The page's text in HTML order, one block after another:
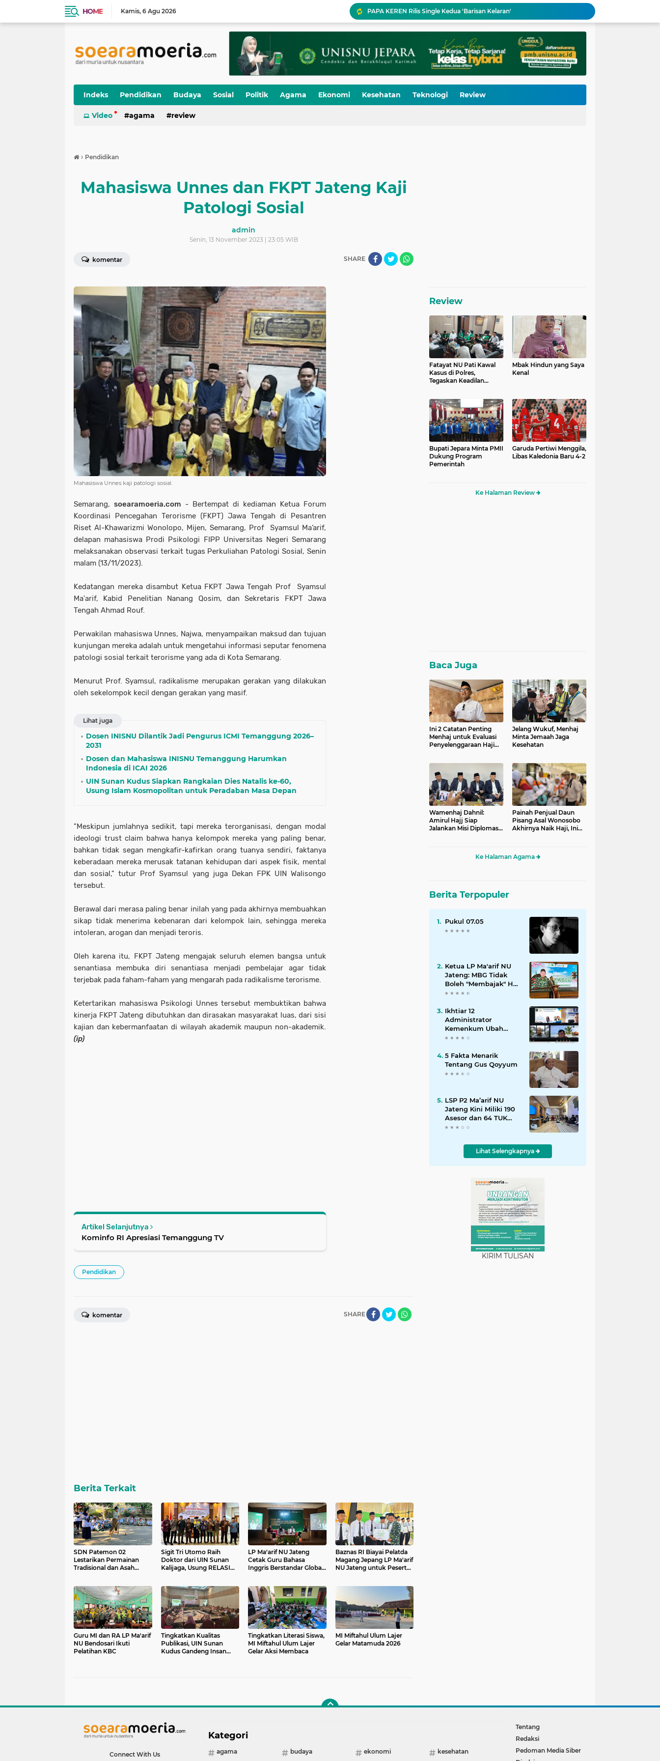
HOME Kamis 6 Agu 2026
PAPA KEREN Rilis Single Kedua 'Barisan Kelaran'
LP Ma'arif NU Kota Pekalongan Gandeng IWIMA, Gembleng 100 Pengelola Medsos Sekolah
Ikhtiar 12 Administrator Kemenkum Ubah Pelayanan Hukum Indonesia
5,5 Juta Buku Bacaan Bermutu Dikirim, Perkuat Literasi Anak Indonesia
Pukul 07.05
Indeks Pendidikan Budaya Sosial Politik Agama Ekonomi Kesehatan Teknologi Review
Video agama review
› Pendidikan
Mahasiswa Unnes dan FKPT Jateng Kaji
Patologi Sosial
admin
Senin, 13 November 2023 | 23:05 WIB
komentar SHARE
Mahasiswa Unnes kaji patologi sosial.
Semarang, soearamoeria.com - Bertempat di kediaman Ketua Forum
Koordinasi Pencegahan Terorisme (FKPT) Jawa Tengah di Pesantren
Riset Al-Khawarizmi Wonolopo, Mijen, Semarang, Prof Syamsul Ma’arif,
delapan mahasiswa Prodi Psikologi FIPP Universitas Negeri Semarang
melaksanakan observasi terkait tugas Perkuliahan Patologi Sosial, Senin
malam (13/11/2023).
Kedatangan mereka disambut Ketua FKPT Jawa Tengah Prof Syamsul
Ma'arif, Kabid Penelitian Nanang Qosim, dan Sekretaris FKPT Jawa
Tengah Ahmad Rouf.
Perwakilan mahasiswa Unnes, Najwa, menyampaikan maksud dan tujuan
kunjungan mereka adalah untuk mengetahui informasi seputar fenomena
patologi sosial terkait terorisme yang ada di Kota Semarang.
Menurut Prof. Syamsul, radikalisme merupakan gerakan yang dilakukan
oleh sekelompok kecil dengan gerakan yang masif.
Lihat juga
Dosen INISNU Dilantik Jadi Pengurus ICMI Temanggung 2026–
2031
Dosen dan Mahasiswa INISNU Temanggung Harumkan
Indonesia di ICAI 2026
UIN Sunan Kudus Siapkan Rangkaian Dies Natalis ke-60,
Usung Islam Kosmopolitan untuk Peradaban Masa Depan
"Meskipun jumlahnya sedikit, tapi mereka terorganisasi, dengan modal
ideologi trust claim bahwa hanya kelompok mereka yang paling benar,
bahkan tidak segan mengkafir-kafirkan orang tuanya sendiri, faktanya
keberadaan mereka merusak tatanan kehidupan dari aspek fisik, mental
dan sosial," tutur Prof Syamsul yang juga Dekan FPK UIN Walisongo
tersebut.
Berawal dari merasa paling benar inilah yang pada akhirnya membuahkan
sikap tidak menerima kebenaran dari kelompok lain, sehingga mereka
intoleran, arogan dan menjadi teroris.
Oleh karena itu, FKPT Jateng mengajak seluruh elemen bangsa untuk
senantiasa membuka diri senantiasa menjadi pembelajar agar tidak
terjebak pada faham-faham yang mengarah pada radikalisme terorisme.
Ketertarikan mahasiswa Psikologi Unnes tersebut membuktikan bahwa
kinerja FKPT Jateng dibutuhkan dan dirasakan masyarakat luas, dari sisi
kajian dan kebermanfaatan di wilayah akademik maupun non-akademik.
(ip)
Artikel Selanjutnya
Kominfo RI Apresiasi Temanggung TV
Pendidikan
SHARE
komentar
Berita Terkait
SDN Patemon 02
Lestarikan Permainan
Tradisional dan Asah
Sigit Tri Utomo Raih
Doktor dari UIN Sunan
Kalijaga, Usung RELASI
Ilmiah Guru PAI
LP Ma'arif NU Jateng
Cetak Guru Bahasa
Inggris Berstandar Global
Baznas RI Biayai Pelatda
Magang Jepang LP Ma'arif
NU Jateng untuk Peserta
Guru MI dan RA LP Ma'arif
NU Bendosari Ikuti
Pelatihan KBC
Tingkatkan Kualitas
Publikasi, UIN Sunan
Kudus Gandeng Insan
Tingkatkan Literasi Siswa,
MI Miftahul Ulum Lajer
Gelar Aksi Membaca
MI Miftahul Ulum Lajer
Gelar Matamuda 2026
Review
Fatayat NU Pati Kawal
Kasus di Polres,
Tegaskan Keadilan
Mbak Hindun yang Saya
Kenal
Bupati Jepara Minta PMII
Dukung Program
Pemerintah
Garuda Pertiwi Menggila,
Libas Kaledonia Baru 4-2
Ke Halaman Review
Baca Juga
Ini 2 Catatan Penting
Menhaj untuk Evaluasi
Penyelenggaraan Haji
Jelang Wukuf, Menhaj
Minta Jemaah Jaga
Kesehatan
Wamenhaj Dahnil:
Amirul Hajj Siap
Jalankan Misi Diplomasi
Painah Penjual Daun
Pisang Asal Wonosobo
Akhirnya Naik Haji, Ini
Ke Halaman Agama
Berita Terpopuler
Pukul 07.05
Ketua LP Ma'arif NU
Jateng: MBG Tidak
Boleh "Membajak" Hak
Operasional Sekolah
Ikhtiar 12
Administrator
Kemenkum Ubah
Pelayanan Hukum
5 Fakta Menarik
Tentang Gus Qoyyum
LSP P2 Ma’arif NU
Jateng Kini Miliki 190
Asesor dan 64 TUK
Terverifikasi
Lihat Selengkapnya
KIRIM TULISAN
Connect With Us
Kategori
agama budaya ekonomi kesehatan
Tentang
Redaksi
Pedoman Media Siber